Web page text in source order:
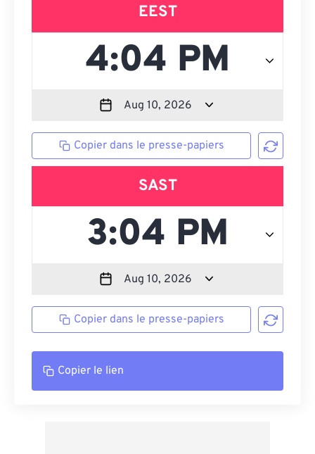
EEST
Copier dans le presse-papiers
SAST
Copier dans le presse-papiers
Copier le lien